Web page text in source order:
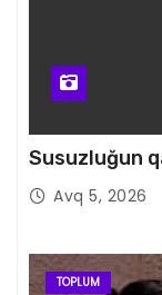
Susuzluğun
Avq 5, 2026
TOPLUM